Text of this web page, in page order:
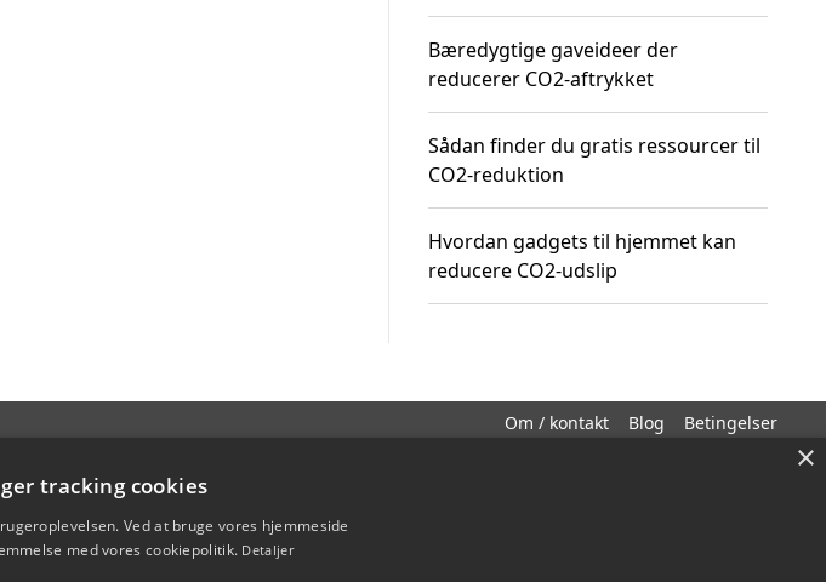
Bæredygtige gaveideer der
reducerer CO2-aftrykket
Sådan finder du gratis ressourcer til
CO2-reduktion
Hvordan gadgets til hjemmet kan
reducere CO2-udslip
Om / kontakt Blog Betingelser
×
tracking cookies
Ved at bruge vores hjemmeside
med vores cookiepolitik. Detaljer